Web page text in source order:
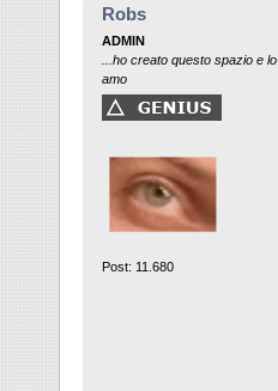
Robs
ADMIN
...ho creato questo spazio e lo
amo
Post: 11.680